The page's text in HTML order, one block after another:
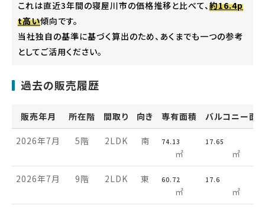
これは直近3年間の寝屋川市の価格推移と比べて、約16.4p
t高い傾向です。
当社独自の基準に基づく算出のため、あくまでも一つの参考
としてご活用ください。
過去の販売履歴
販売年月 所在階 間取り 向き 専有面積 バルコニー面
2026年7月 5階 2LDK 南 74.13
㎡
17.65
㎡
2026年7月 9階 2LDK 東 60.72
㎡
17.6
㎡